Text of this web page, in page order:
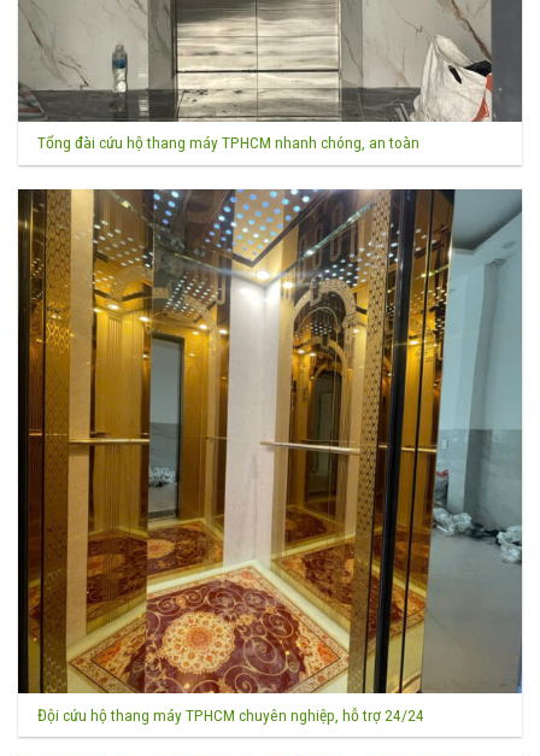
Tổng đài cứu hộ thang máy TPHCM nhanh chóng, an toàn
Đội cứu hộ thang máy TPHCM chuyên nghiệp, hỗ trợ 24/24